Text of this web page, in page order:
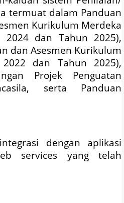
termuat dalam Panduan
Kurikulum Merdeka
2024 dan Tahun 2025),
dan Asesmen Kurikulum
dan Tahun 2025),
Projek Penguatan
serta Panduan
dengan aplikasi
services yang telah